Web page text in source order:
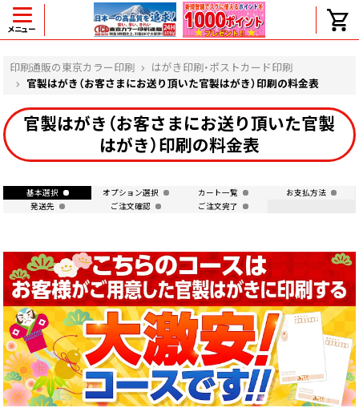
メニュー
印刷通販の東京カラー印刷
はがき印刷・ポストカード印刷
官製はがき（お客さまにお送り頂いた官製はがき）印刷の料金表
官製はがき（お客さまにお送り頂いた官製
はがき）印刷の料金表
基本選択 オプション選択 カート一覧
お支払方法
発送先
ご注文確認 ご注文完了
ヘルプ
よくある質問
入金・決済後、入金情報画面に反映されま
価格表にない部数の注文は可能ですか？
出荷からお届けまでの日数を教えてくださ
任意の部数単位で帯をかけて納品できま
すか？
領収書・納品書を発行は可能ですか？
初回特典の1000ポイントを使用するに
は？
見本と印刷データの比較はしてくれます
か？
画面表示操作